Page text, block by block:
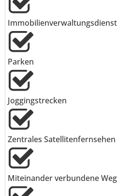
Immobilienverwaltungsdienst
Parken
Joggingstrecken
Zentrales Satellitenfernsehen
Miteinander verbundene